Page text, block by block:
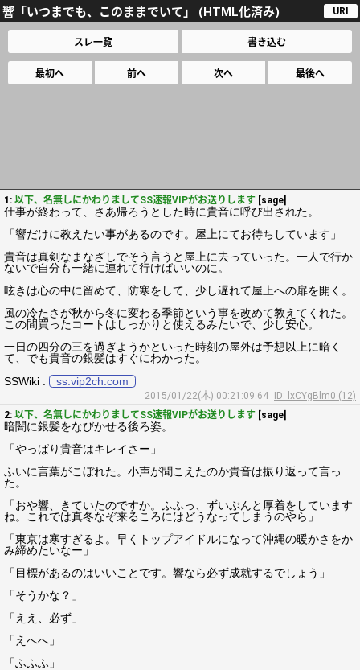
響「いつまでも、このままでいて」 (HTML化済み) URI
スレ一覧 書き込む
最初へ 前へ 次へ 最後へ
1: 以下、名無しにかわりましてSS速報VIPがお送りします [sage]
仕事が終わって、さあ帰ろうとした時に貴音に呼び出された。
「響だけに教えたい事があるのです。屋上にてお待ちしています」
貴音は真剣なまなざしでそう言うと屋上に去っていった。一人で行か
ないで自分も一緒に連れて行けばいいのに。
呟きは心の中に留めて、防寒をして、少し遅れて屋上への扉を開く。
風の冷たさが秋から冬に変わる季節という事を改めて教えてくれた。
この間買ったコートはしっかりと使えるみたいで、少し安心。
一日の四分の三を過ぎようかといった時刻の屋外は予想以上に暗く
て、でも貴音の銀髪はすぐにわかった。
SSWiki :
ss.vip2ch.com
2015/01/22(木) 00:21:09.64
ID: lxCYgBlm0 (12)
2: 以下、名無しにかわりましてSS速報VIPがお送りします [sage]
暗闇に銀髪をなびかせる後ろ姿。
「やっぱり貴音はキレイさー」
ふいに言葉がこぼれた。小声が聞こえたのか貴音は振り返って言っ
た。
「おや響、きていたのですか。ふふっ、ずいぶんと厚着をしています
ね。これでは真冬なぞ来るころにはどうなってしまうのやら」
「東京は寒すぎるよ。早くトップアイドルになって沖縄の暖かさをか
み締めたいなー」
「目標があるのはいいことです。響なら必ず成就するでしょう」
「そうかな？」
「ええ、必ず」
「えへへ」
「ふふふ」